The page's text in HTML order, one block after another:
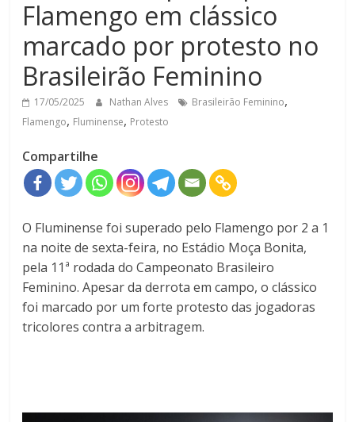
Flamengo em clássico
marcado por protesto no
Brasileirão Feminino
17/05/2025 Nathan Alves Brasileirão Feminino,
Flamengo, Fluminense, Protesto
Compartilhe
O Fluminense foi superado pelo Flamengo por 2 a 1
na noite de sexta-feira, no Estádio Moça Bonita,
pela 11ª rodada do Campeonato Brasileiro
Feminino. Apesar da derrota em campo, o clássico
foi marcado por um forte protesto das jogadoras
tricolores contra a arbitragem.